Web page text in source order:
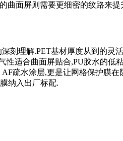
曲面屏则需要更细密的纹路来提
刻理解.PET基材厚度从到的灵
性适合曲面屏贴合,PU胶水的低
疏水涂层,更是让网格保护膜在
纳入出厂标配.